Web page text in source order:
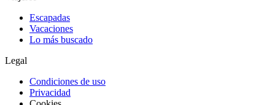
Escapadas
Vacaciones
Lo más buscado
Legal
Condiciones de uso
Privacidad